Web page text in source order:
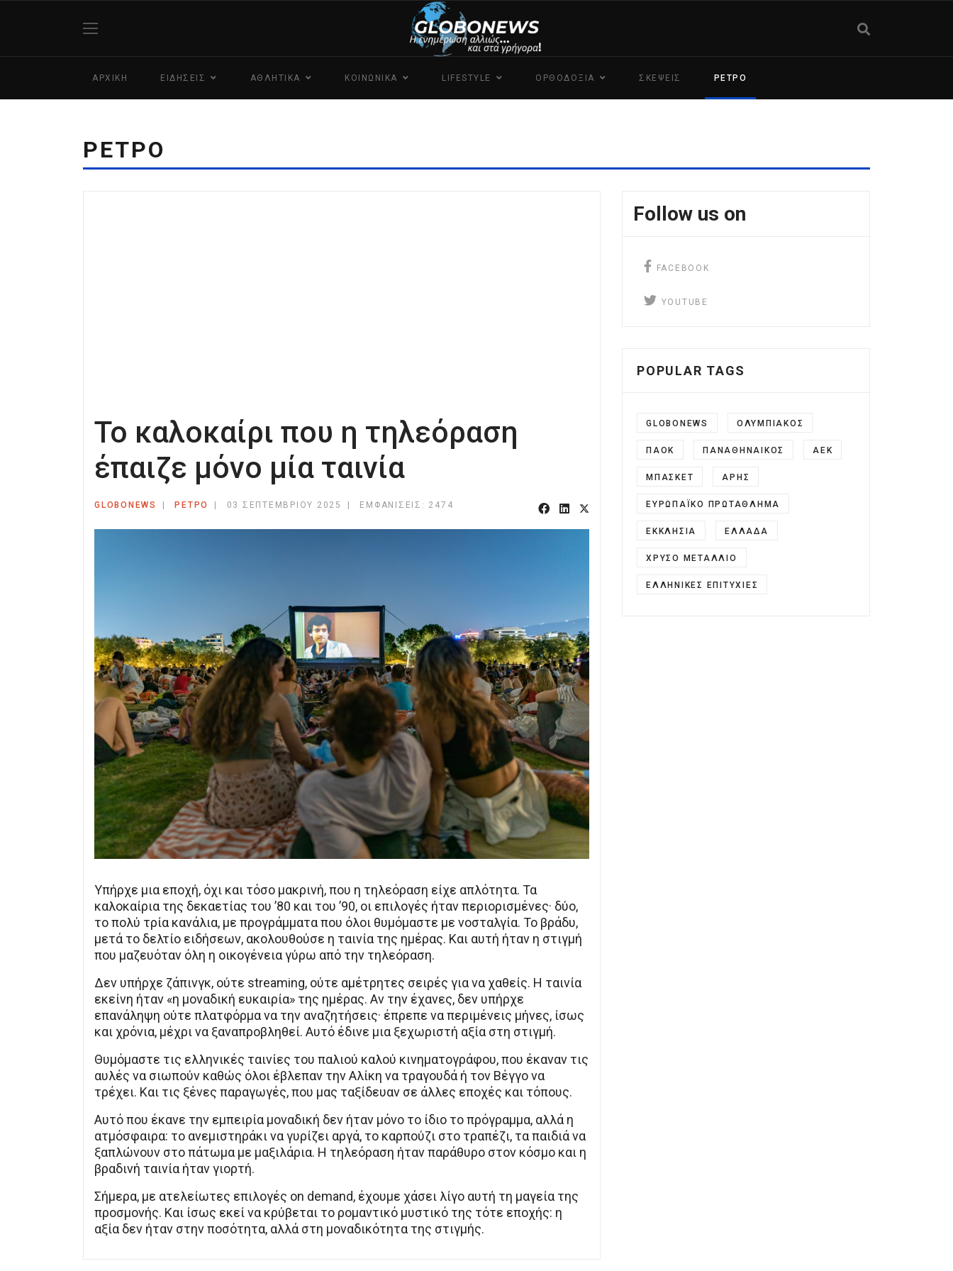
ΑΡΧΙΚΗ ΕΙΔΗΣΕΙΣ ΑΘΛΗΤΙΚΑ ΚΟΙΝΩΝΙΚΑ LIFESTYLE ΟΡΘΟΔΟΞΙΑ ΣΚΕΨΕΙΣ ΡΕΤΡΟ
ΡΕΤΡΟ
Το καλοκαίρι που η τηλεόραση
έπαιζε μόνο μία ταινία
GLOBONEWS ΡΕΤΡΟ 03 ΣΕΠΤΕΜΒΡΊΟΥ 2025 ΕΜΦΑΝΊΣΕΙΣ: 2474
Υπήρχε μια εποχή, όχι και τόσο μακρινή, που η τηλεόραση είχε απλότητα. Τα
καλοκαίρια της δεκαετίας του ’80 και του ’90, οι επιλογές ήταν περιορισμένες· δύο,
το πολύ τρία κανάλια, με προγράμματα που όλοι θυμόμαστε με νοσταλγία. Το βράδυ,
μετά το δελτίο ειδήσεων, ακολουθούσε η ταινία της ημέρας. Και αυτή ήταν η στιγμή
που μαζευόταν όλη η οικογένεια γύρω από την τηλεόραση.
Δεν υπήρχε ζάπινγκ, ούτε streaming, ούτε αμέτρητες σειρές για να χαθείς. Η ταινία
εκείνη ήταν «η μοναδική ευκαιρία» της ημέρας. Αν την έχανες, δεν υπήρχε
επανάληψη ούτε πλατφόρμα να την αναζητήσεις· έπρεπε να περιμένεις μήνες, ίσως
και χρόνια, μέχρι να ξαναπροβληθεί. Αυτό έδινε μια ξεχωριστή αξία στη στιγμή.
Θυμόμαστε τις ελληνικές ταινίες του παλιού καλού κινηματογράφου, που έκαναν τις
αυλές να σιωπούν καθώς όλοι έβλεπαν την Αλίκη να τραγουδά ή τον Βέγγο να
τρέχει. Και τις ξένες παραγωγές, που μας ταξίδευαν σε άλλες εποχές και τόπους.
Αυτό που έκανε την εμπειρία μοναδική δεν ήταν μόνο το ίδιο το πρόγραμμα, αλλά η
ατμόσφαιρα: το ανεμιστηράκι να γυρίζει αργά, το καρπούζι στο τραπέζι, τα παιδιά να
ξαπλώνουν στο πάτωμα με μαξιλάρια. Η τηλεόραση ήταν παράθυρο στον κόσμο και η
βραδινή ταινία ήταν γιορτή.
Σήμερα, με ατελείωτες επιλογές on demand, έχουμε χάσει λίγο αυτή τη μαγεία της
προσμονής. Και ίσως εκεί να κρύβεται το ρομαντικό μυστικό της τότε εποχής: η
αξία δεν ήταν στην ποσότητα, αλλά στη μοναδικότητα της στιγμής.
Follow us on
facebook
FACEBOOK
YouTube
YOUTUBE
POPULAR TAGS
GLOBONEWS ΟΛΥΜΠΙΑΚΌΣ
ΠΑΟΚ ΠΑΝΑΘΗΝΑΙΚΟΣ ΑΕΚ
ΜΠΑΣΚΕΤ ΆΡΗΣ
ΕΥΡΩΠΑΪΚΌ ΠΡΩΤΆΘΛΗΜΑ
ΕΚΚΛΗΣΊΑ ΕΛΛΆΔΑ
ΧΡΥΣΌ ΜΕΤΆΛΛΙΟ
ΕΛΛΗΝΙΚΈΣ ΕΠΙΤΥΧΊΕΣ